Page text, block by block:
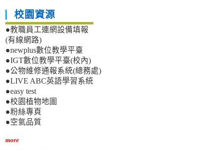
校園資源
●教職員工連網設備填報
(有線網路)
●newplus數位教學平臺
●IGT數位教學平臺(校內)
●公物維修通報系統(總務處)
●LIVE ABC英語學習系統
●easy test
●校園植物地圖
●粉絲專頁
●空氣品質
more